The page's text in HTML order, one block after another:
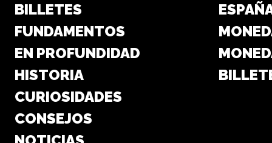
BILLETES
FUNDAMENTOS
EN PROFUNDIDAD
HISTORIA
CURIOSIDADES
CONSEJOS